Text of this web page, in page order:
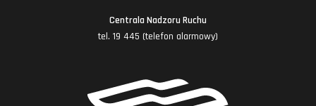
Centrala Nadzoru Ruchu
tel. 19 445 (telefon alarmowy)